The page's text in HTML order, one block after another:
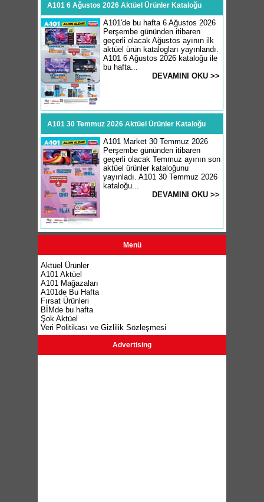
A101 6 Ağustos 2026 Aktüel Ürünler Kataloğu
A101'de bu hafta 6 Ağustos 2026
Perşembe gününden itibaren
geçerli olacak Ağustos ayının ilk
aktüel ürün katalogları yayınlandı.
A101 6 Ağustos 2026 kataloğu ile
bu hafta...
DEVAMINI OKU >>
A101 30 Temmuz 2026 Aktüel Ürünler Kataloğu
A101 Market 30 Temmuz 2026
Perşembe gününden itibaren
geçerli olacak Temmuz ayının son
aktüel ürünler kataloğunu
yayınladı. A101 30 Temmuz 2026
kataloğu...
DEVAMINI OKU >>
Menü
Aktüel Ürünler
A101 Aktüel
A101 Mağazaları
A101de Bu Hafta
Fırsat Ürünleri
BİMde bu hafta
Şok Aktüel
Veri Politikası ve Gizlilik Sözleşmesi
Advertising